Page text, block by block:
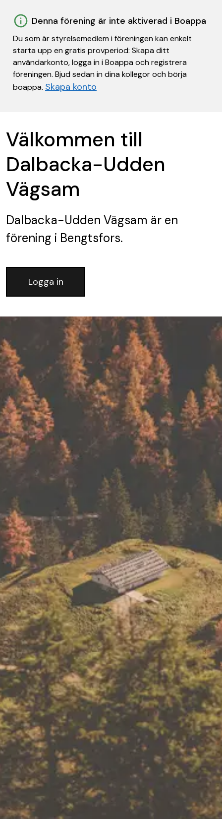
Denna förening är inte aktiverad i Boappa
Du som är styrelsemedlem i föreningen kan enkelt
starta upp en gratis provperiod: Skapa ditt
användarkonto, logga in i Boappa och registrera
föreningen. Bjud sedan in dina kollegor och börja
boappa. Skapa konto
Välkommen till
Dalbacka-Udden
Vägsam
Dalbacka-Udden Vägsam är en
förening i Bengtsfors.
Logga in